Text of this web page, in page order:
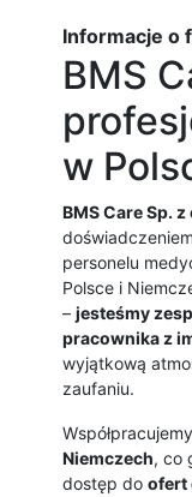
Informacje o
BMS
w
BMS Care Sp. z
personelu
Polsce i
– jesteśmy
pracownika z
wyjątkową
zaufaniu.
Niemczech, co
dostęp do ofert